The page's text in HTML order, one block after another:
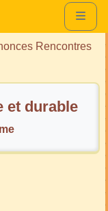
Rencontres
et durable